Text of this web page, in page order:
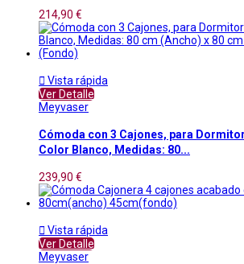
214,90 €
 Vista rápida
Ver Detalle
Meyvaser
Cómoda con 3 Cajones, para
Color Blanco, Medidas: 80...
239,90 €
 Vista rápida
Ver Detalle
Meyvaser